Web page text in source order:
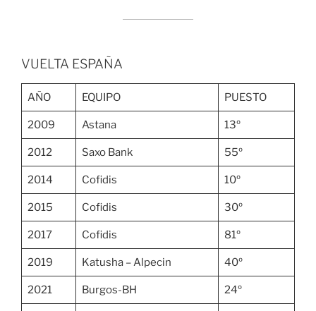
VUELTA ESPAÑA
AÑO EQUIPO PUESTO
2009 Astana 13º
2012 Saxo Bank 55º
2014 Cofidis 10º
2015 Cofidis 30º
2017 Cofidis 81º
2019 Katusha – Alpecin 40º
2021 Burgos-BH 24º